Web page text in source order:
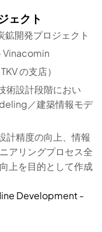
ェクト
鉱開発プロジェクト
Vinacomin
の支店）
術設計段階におい
／建築情報モデ
計精度の向上、情報
アリングプロセス全
上を目的として作成